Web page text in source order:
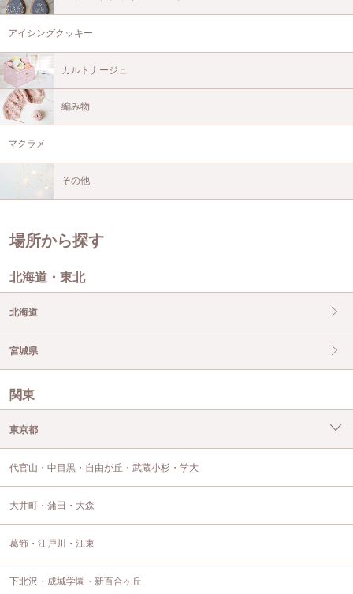
アイシングクッキー
カルトナージュ
編み物
マクラメ
その他
場所から探す
北海道・東北
北海道
宮城県
関東
東京都
代官山・中目黒・自由が丘・武蔵小杉・学大
大井町・蒲田・大森
葛飾・江戸川・江東
下北沢・成城学園・新百合ヶ丘